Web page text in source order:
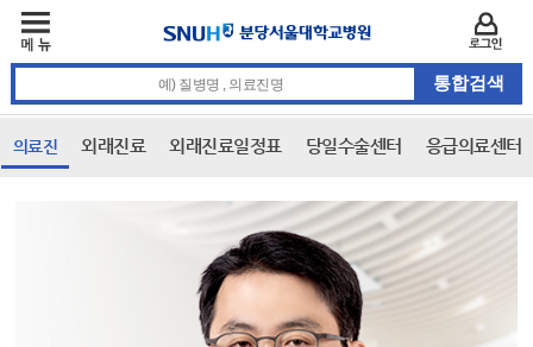
의료진 외래진료 외래진료일정표 당일수술센터 응급의료센터